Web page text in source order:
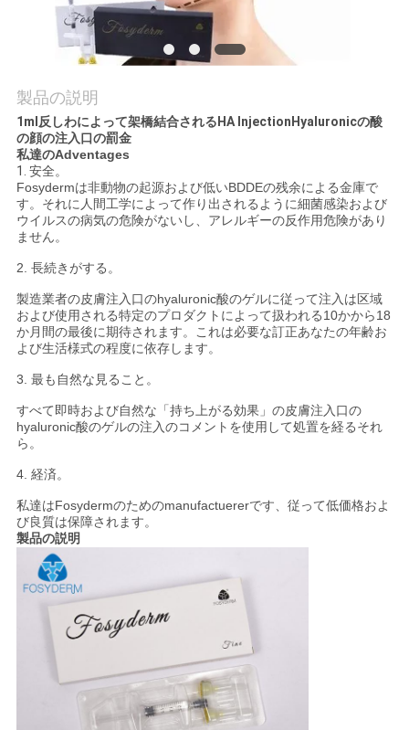
さ
い
ニ
ュ
ー
ス
事
件
引
金
を
製品の説明
1ml反しわによって架橋結合されるHA InjectionHyaluronicの酸
の顔の注入口の罰金
私達のAdventages
1. 安全。
Fosydermは非動物の起源および低いBDDEの残余による金庫で
す。それに人間工学によって作り出されるように細菌感染および
ウイルスの病気の危険がないし、アレルギーの反作用危険があり
ません。
2. 長続きがする。
製造業者の皮膚注入口のhyaluronic酸のゲルに従って注入は区域
および使用される特定のプロダクトによって扱われる10かから18
か月間の最後に期待されます。これは必要な訂正あなたの年齢お
よび生活様式の程度に依存します。
3. 最も自然な見ること。
すべて即時および自然な「持ち上がる効果」の皮膚注入口の
hyaluronic酸のゲルの注入のコメントを使用して処置を経るそれ
ら。
4. 経済。
私達はFosydermのためのmanufactuererです、従って低価格およ
び良質は保障されます。
製品の説明